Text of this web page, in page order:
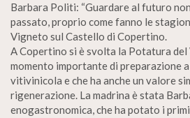
Barbara Politi: “Guardare al futuro
passato, proprio come fanno le
Vigneto sul Castello di Copertino.
A Copertino si è svolta la Potatura
momento importante di preparazione
vitivinicola e che ha anche un valore
rigenerazione. La madrina è stata
enogastronomica, che ha potato i primi